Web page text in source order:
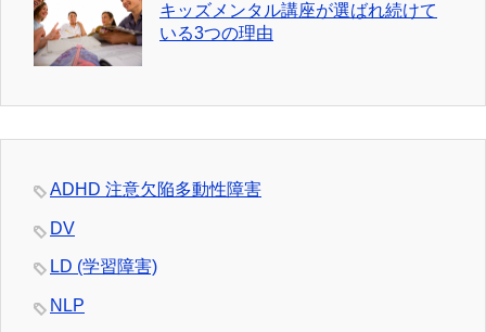
キッズメンタル講座が選ばれ続けて
いる3つの理由
ADHD 注意欠陥多動性障害
DV
LD (学習障害)
NLP